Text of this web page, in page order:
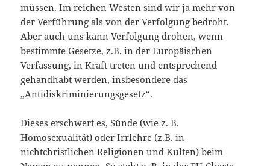
müssen. Im reichen Westen sind wir ja mehr von
der Verführung als von der Verfolgung bedroht.
Aber auch uns kann Verfolgung drohen, wenn
bestimmte Gesetze, z.B. in der Europäischen
Verfassung, in Kraft treten und entsprechend
gehandhabt werden, insbesondere das
„Antidiskriminierungsgesetz“.
Dieses erschwert es, Sünde (wie z. B.
Homosexualität) oder Irrlehre (z.B. in
nichtchristlichen Religionen und Kulten) beim